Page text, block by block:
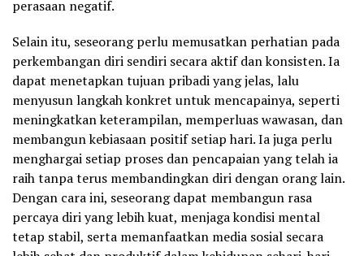
perasaan negatif.
Selain itu, seseorang perlu memusatkan perhatian pada
perkembangan diri sendiri secara aktif dan konsisten. Ia
dapat menetapkan tujuan pribadi yang jelas, lalu
menyusun langkah konkret untuk mencapainya, seperti
meningkatkan keterampilan, memperluas wawasan, dan
membangun kebiasaan positif setiap hari. Ia juga perlu
menghargai setiap proses dan pencapaian yang telah ia
raih tanpa terus membandingkan diri dengan orang lain.
Dengan cara ini, seseorang dapat membangun rasa
percaya diri yang lebih kuat, menjaga kondisi mental
tetap stabil, serta memanfaatkan media sosial secara